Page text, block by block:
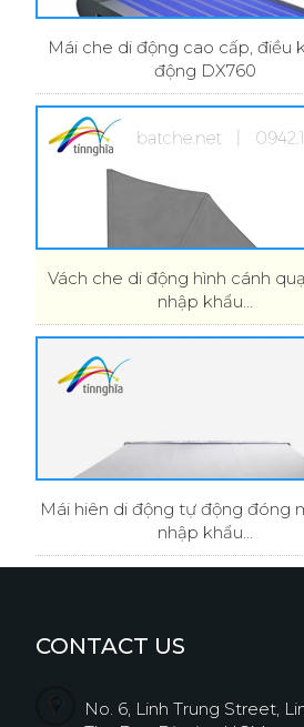
Mái che di động cao cấp, điều
động DX760
Vách che di động hình cánh
nhập khẩu...
Mái hiên di động tự động đóng
nhập khẩu...
CONTACT US
No. 6, Linh Trung Street,